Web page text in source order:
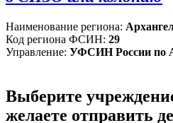
Наименование региона:
Код региона ФСИН: 29
Управление: УФСИН России по
Выберите
желаете отправить